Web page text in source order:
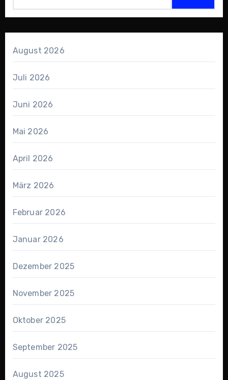
August 2026
Juli 2026
Juni 2026
Mai 2026
April 2026
März 2026
Februar 2026
Januar 2026
Dezember 2025
November 2025
Oktober 2025
September 2025
August 2025